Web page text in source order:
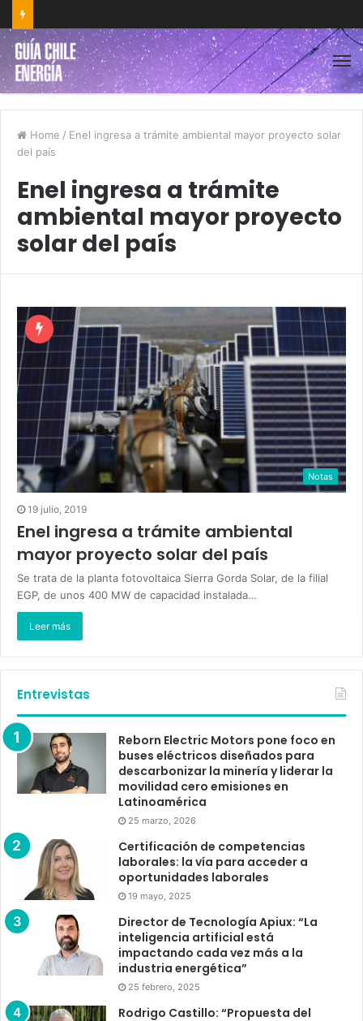
Home / Enel ingresa a trámite ambiental mayor proyecto solar
del país
Enel ingresa a trámite
ambiental mayor proyecto
solar del país
Notas
19 julio, 2019
Enel ingresa a trámite ambiental
mayor proyecto solar del país
Se trata de la planta fotovoltaica Sierra Gorda Solar, de la filial
EGP, de unos 400 MW de capacidad instalada…
Leer más
Entrevistas
Reborn Electric Motors pone foco en
buses eléctricos diseñados para
descarbonizar la minería y liderar la
movilidad cero emisiones en
Latinoamérica
25 marzo, 2026
Certificación de competencias
laborales: la vía para acceder a
oportunidades laborales
19 mayo, 2025
Director de Tecnología Apiux: “La
inteligencia artificial está
impactando cada vez más a la
industria energética”
25 febrero, 2025
Rodrigo Castillo: “Propuesta del